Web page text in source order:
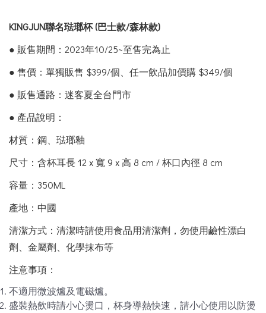
KINGJUN聯名琺瑯杯 (巴士款/森林款)
● 販售期間：2023年10/25~至售完為止
● 售價：單獨販售 $399/個、任一飲品加價購 $349/個
● 販售通路：迷客夏全台門市
● 產品說明：
材質：鋼、琺瑯釉
尺寸：含杯耳長 12 x 寬 9 x 高 8 cm / 杯口內徑 8 cm
容量：350ML
產地：中國
清潔方式：清潔時請使用食品用清潔劑，勿使用鹼性漂白
劑、金屬劑、化學抹布等
注意事項：
不適用微波爐及電磁爐。
盛裝熱飲時請小心燙口，杯身導熱快速，請小心使用以防燙